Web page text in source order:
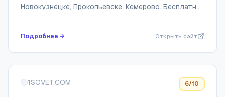
Новокузнецке, Прокопьевске, Кемерово. Бесплатная
Подробнее → Открыть сайт
1SOVET.COM 6/10